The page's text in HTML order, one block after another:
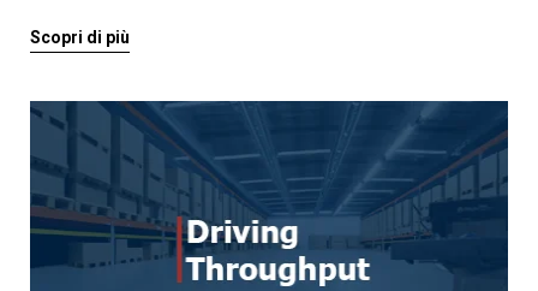
Scopri di più